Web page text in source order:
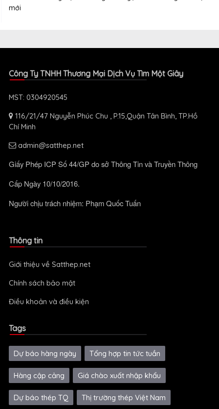
mới
Công Ty TNHH Thương Mại Dịch Vụ Tìm Một Giây
MST: 0304920545
116/21/47 Nguyễn Phúc Chu , P.15,Quận Tân Bình, TP.Hồ
Chí Minh
admin@satthep.net
Giấy Phép ICP Số 44/GP do sở Thông Tin và Truyền Thông
Cấp Ngày 10/10/2016.
Người chịu trách nhiệm: Phạm Quốc Tuấn
Thông tin
Giới thiệu về Satthep.net
Chính sách bảo mật
Điều khoản và điều kiện
Tags
Dự báo hàng ngày Tổng hợp tin tức tuần
Hàng cập cảng Giá chào xuất nhập khẩu
Dự báo thép TQ Thị trường thép Việt Nam